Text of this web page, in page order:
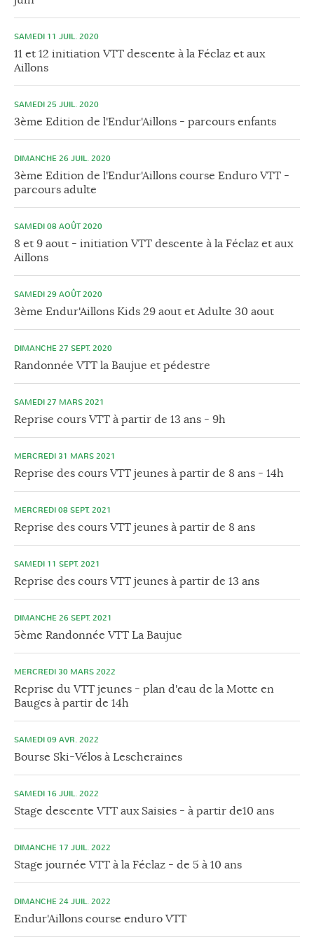
SAMEDI 11 JUIL. 2020
11 et 12 initiation VTT descente à la Féclaz et aux
Aillons
SAMEDI 25 JUIL. 2020
3ème Edition de l'Endur'Aillons - parcours enfants
DIMANCHE 26 JUIL. 2020
3ème Edition de l'Endur'Aillons course Enduro VTT -
parcours adulte
SAMEDI 08 AOÛT 2020
8 et 9 aout - initiation VTT descente à la Féclaz et aux
Aillons
SAMEDI 29 AOÛT 2020
3ème Endur'Aillons Kids 29 aout et Adulte 30 aout
DIMANCHE 27 SEPT. 2020
Randonnée VTT la Baujue et pédestre
SAMEDI 27 MARS 2021
Reprise cours VTT à partir de 13 ans - 9h
MERCREDI 31 MARS 2021
Reprise des cours VTT jeunes à partir de 8 ans - 14h
MERCREDI 08 SEPT. 2021
Reprise des cours VTT jeunes à partir de 8 ans
SAMEDI 11 SEPT. 2021
Reprise des cours VTT jeunes à partir de 13 ans
DIMANCHE 26 SEPT. 2021
5ème Randonnée VTT La Baujue
MERCREDI 30 MARS 2022
Reprise du VTT jeunes - plan d'eau de la Motte en
Bauges à partir de 14h
SAMEDI 09 AVR. 2022
Bourse Ski-Vélos à Lescheraines
SAMEDI 16 JUIL. 2022
Stage descente VTT aux Saisies - à partir de10 ans
DIMANCHE 17 JUIL. 2022
Stage journée VTT à la Féclaz - de 5 à 10 ans
DIMANCHE 24 JUIL. 2022
Endur'Aillons course enduro VTT